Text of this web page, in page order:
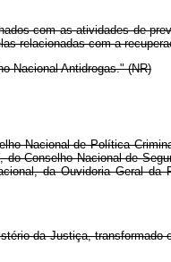
com as atividades de
relacionadas com a
Nacional Antidrogas." (NR)
Nacional de Política
Conselho Nacional de
da Ouvidoria Geral
da Justiça, transformado